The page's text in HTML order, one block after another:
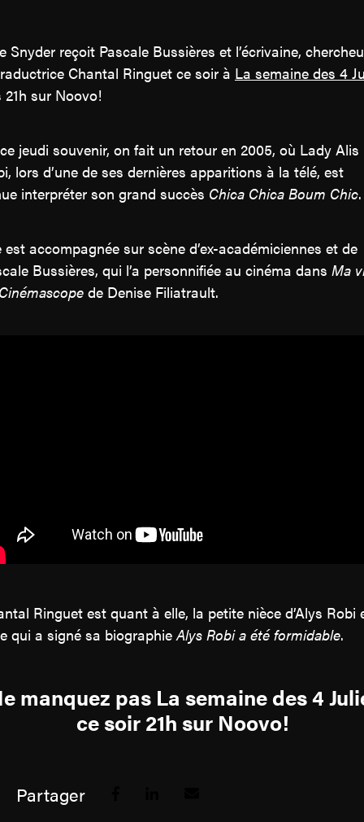
Snyder reçoit Pascale Bussières et l’écrivaine,
Chantal Ringuet ce soir à La semaine des 4
21h sur Noovo!
jeudi souvenir, on fait un retour en 2005, où Lady Alis
lors d’une de ses dernières apparitions à la télé, est
interpréter son grand succès Chica Chica Boum Chic.
est accompagnée sur scène d’ex-académiciennes et de
Bussières, qui l’a personnifiée au cinéma dans Ma
de Denise Filiatrault.
Ringuet est quant à elle, la petite nièce d’Alys Robi
qui a signé sa biographie Alys Robi a été formidable.
manquez pas La semaine des 4
ce soir 21h sur Noovo!
Partager